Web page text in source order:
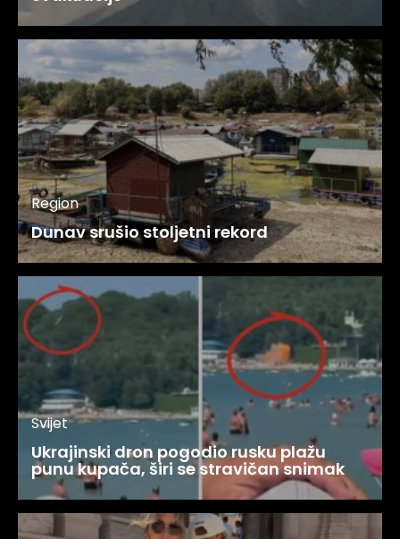
Region
Dunav srušio stoljetni rekord
Svijet
Ukrajinski dron pogodio rusku plažu
punu kupača, širi se stravičan snimak